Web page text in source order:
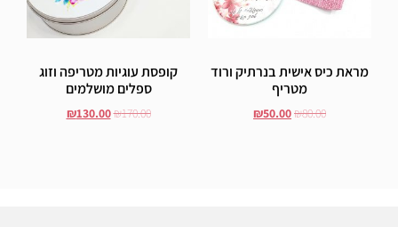
מראת כיס אישית בנרתיק ורוד
מטריף
₪80.00
₪50.00
קופסת עוגיות מטריפה וזוג
ספלים מושלמים
₪170.00
₪130.00